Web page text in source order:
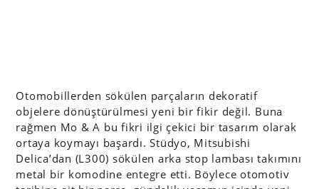
Otomobillerden sökülen parçaların dekoratif
objelere dönüştürülmesi yeni bir fikir değil. Buna
rağmen Mo & A bu fikri ilgi çekici bir tasarım olarak
ortaya koymayı başardı. Stüdyo, Mitsubishi
Delica’dan (L300) sökülen arka stop lambası takımını
metal bir komodine entegre etti. Böylece otomotiv